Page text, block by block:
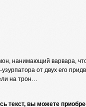
нанимающий варвара,
от двух его
на трон…
текст, вы можете